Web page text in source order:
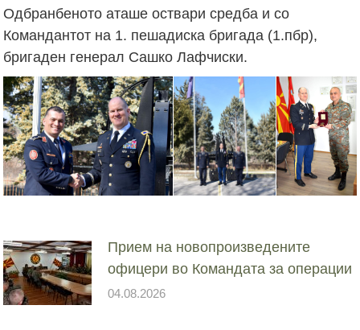
Одбранбеното аташе оствари средба и со
Командантот на 1. пешадиска бригада (1.пбр),
бригаден генерал Сашко Лафчиски.
Прием на новопроизведените
офицери во Командата за операции
04.08.2026